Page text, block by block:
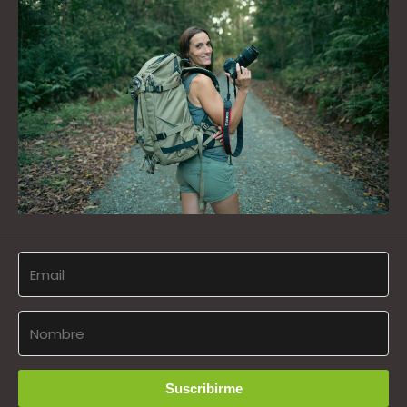
Suscribirme